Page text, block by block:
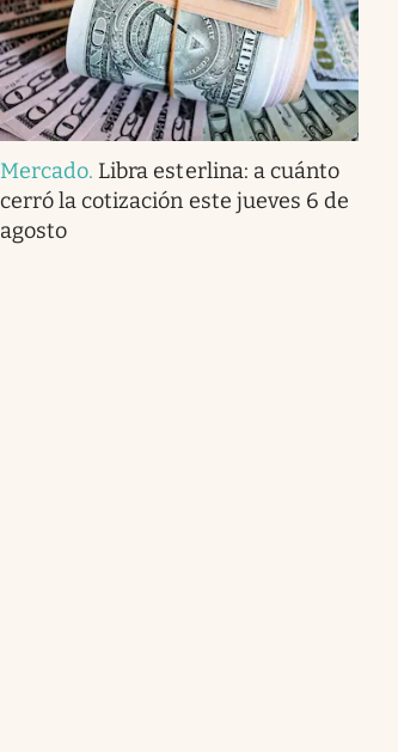
Mercado. Libra esterlina: a cuánto
cerró la cotización este jueves 6 de
agosto